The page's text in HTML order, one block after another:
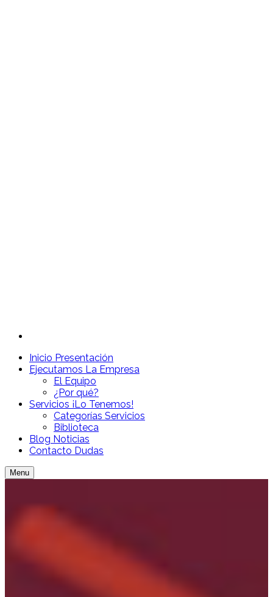
Inicio Presentación
Ejecutamos La Empresa
El Equipo
¿Por qué?
Servicios ¡Lo Tenemos!
Categorías Servicios
Biblioteca
Blog Noticias
Contacto Dudas
Menu